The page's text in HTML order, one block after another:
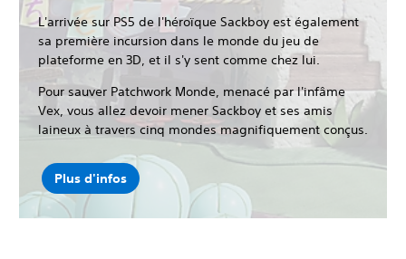
L'arrivée sur PS5 de l'héroïque Sackboy est également
sa première incursion dans le monde du jeu de
plateforme en 3D, et il s'y sent comme chez lui.
Pour sauver Patchwork Monde, menacé par l'infâme
Vex, vous allez devoir mener Sackboy et ses amis
laineux à travers cinq mondes magnifiquement conçus.
Plus d'infos